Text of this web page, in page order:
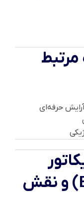
حرفه‌ای
مویی (Brush Head) و نقش